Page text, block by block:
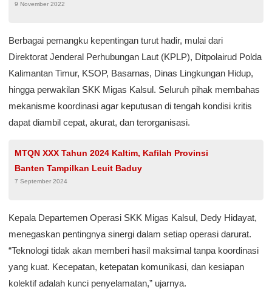
9 November 2022
Berbagai pemangku kepentingan turut hadir, mulai dari
Direktorat Jenderal Perhubungan Laut (KPLP), Ditpolairud Polda
Kalimantan Timur, KSOP, Basarnas, Dinas Lingkungan Hidup,
hingga perwakilan SKK Migas Kalsul. Seluruh pihak membahas
mekanisme koordinasi agar keputusan di tengah kondisi kritis
dapat diambil cepat, akurat, dan terorganisasi.
MTQN XXX Tahun 2024 Kaltim, Kafilah Provinsi
Banten Tampilkan Leuit Baduy
7 September 2024
Kepala Departemen Operasi SKK Migas Kalsul, Dedy Hidayat,
menegaskan pentingnya sinergi dalam setiap operasi darurat.
“Teknologi tidak akan memberi hasil maksimal tanpa koordinasi
yang kuat. Kecepatan, ketepatan komunikasi, dan kesiapan
kolektif adalah kunci penyelamatan,” ujarnya.